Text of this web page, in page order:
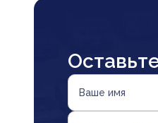
Ваше имя